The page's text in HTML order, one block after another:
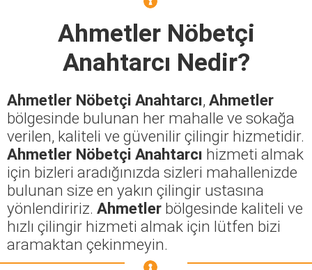
Ahmetler Nöbetçi
Anahtarcı Nedir?
Ahmetler Nöbetçi Anahtarcı, Ahmetler
bölgesinde bulunan her mahalle ve sokağa
verilen, kaliteli ve güvenilir çilingir hizmetidir.
Ahmetler Nöbetçi Anahtarcı hizmeti almak
için bizleri aradığınızda sizleri mahallenizde
bulunan size en yakın çilingir ustasına
yönlendiririz. Ahmetler bölgesinde kaliteli ve
hızlı çilingir hizmeti almak için lütfen bizi
aramaktan çekinmeyin.